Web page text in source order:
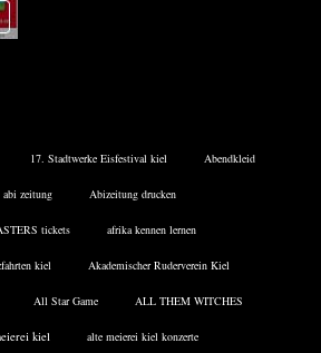
17. Stadtwerke Eisfestival kiel Abendkleid
abi zeitung Abizeitung drucken
tickets afrika kennen lernen
kiel Akademischer Ruderverein Kiel
All Star Game ALL THEM WITCHES
kiel alte meierei kiel konzerte